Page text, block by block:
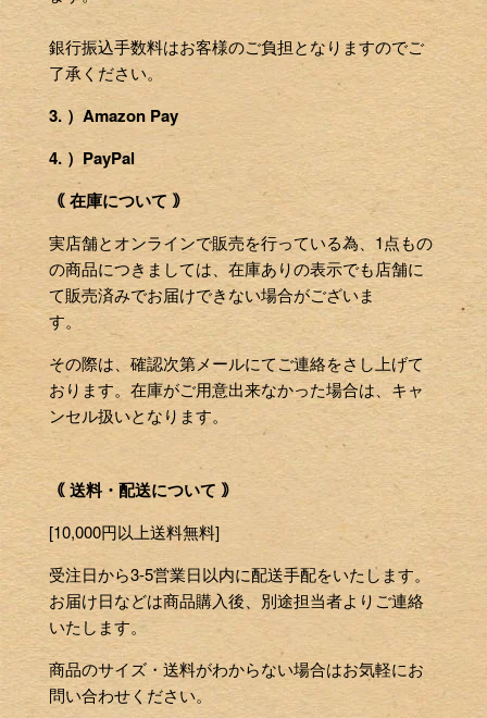
銀行振込手数料はお客様のご負担となりますのでご
了承ください。
3. ）Amazon Pay
4. ）PayPal
｟ 在庫について ｠
実店舗とオンラインで販売を行っている為、1点もの
の商品につきましては、在庫ありの表示でも店舗に
て販売済みでお届けできない場合がございま
す。
その際は、確認次第メールにてご連絡をさし上げて
おります。在庫がご用意出来なかった場合は、キャ
ンセル扱いとなります。
｟ 送料・配送について ｠
[10,000円以上送料無料]
受注日から3-5営業日以内に配送手配をいたします。
お届け日などは商品購入後、別途担当者よりご連絡
いたします。
商品のサイズ・送料がわからない場合はお気軽にお
問い合わせください。